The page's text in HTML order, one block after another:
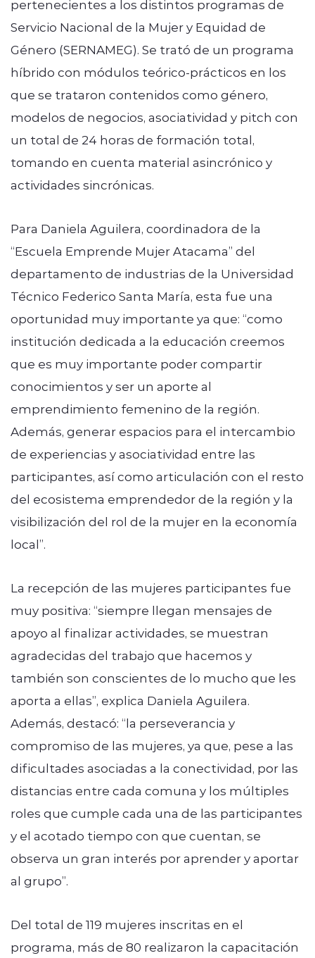
pertenecientes a los distintos programas de
Servicio Nacional de la Mujer y Equidad de
Género (SERNAMEG). Se trató de un programa
híbrido con módulos teórico-prácticos en los
que se trataron contenidos como género,
modelos de negocios, asociatividad y pitch con
un total de 24 horas de formación total,
tomando en cuenta material asincrónico y
actividades sincrónicas.
Para Daniela Aguilera, coordinadora de la
“Escuela Emprende Mujer Atacama” del
departamento de industrias de la Universidad
Técnico Federico Santa María, esta fue una
oportunidad muy importante ya que: “como
institución dedicada a la educación creemos
que es muy importante poder compartir
conocimientos y ser un aporte al
emprendimiento femenino de la región.
Además, generar espacios para el intercambio
de experiencias y asociatividad entre las
participantes, así como articulación con el resto
del ecosistema emprendedor de la región y la
visibilización del rol de la mujer en la economía
local”.
La recepción de las mujeres participantes fue
muy positiva: “siempre llegan mensajes de
apoyo al finalizar actividades, se muestran
agradecidas del trabajo que hacemos y
también son conscientes de lo mucho que les
aporta a ellas”, explica Daniela Aguilera.
Además, destacó: “la perseverancia y
compromiso de las mujeres, ya que, pese a las
dificultades asociadas a la conectividad, por las
distancias entre cada comuna y los múltiples
roles que cumple cada una de las participantes
y el acotado tiempo con que cuentan, se
observa un gran interés por aprender y aportar
al grupo”.
Del total de 119 mujeres inscritas en el
programa, más de 80 realizaron la capacitación